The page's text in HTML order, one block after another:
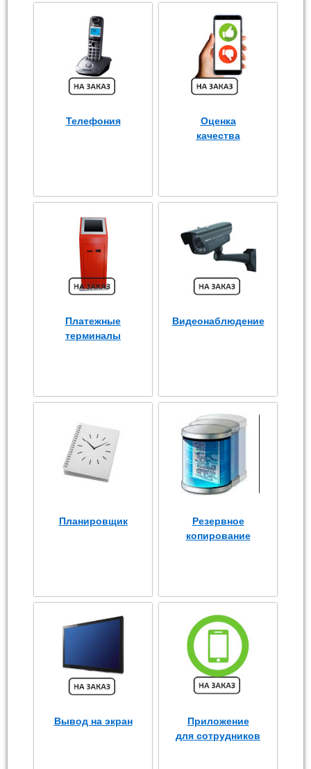
Телефония
Оценка
качества
Платежные
терминалы
Видеонаблюдение
Планировщик
Резервное
копирование
Вывод на экран
Приложение
для сотрудников